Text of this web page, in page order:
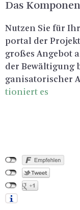
Das
Nut­zen Sie für
por­tal der
gro­ßes An­ge­bot
der
ga­ni­sa­to­ri­scher
tio­niert es